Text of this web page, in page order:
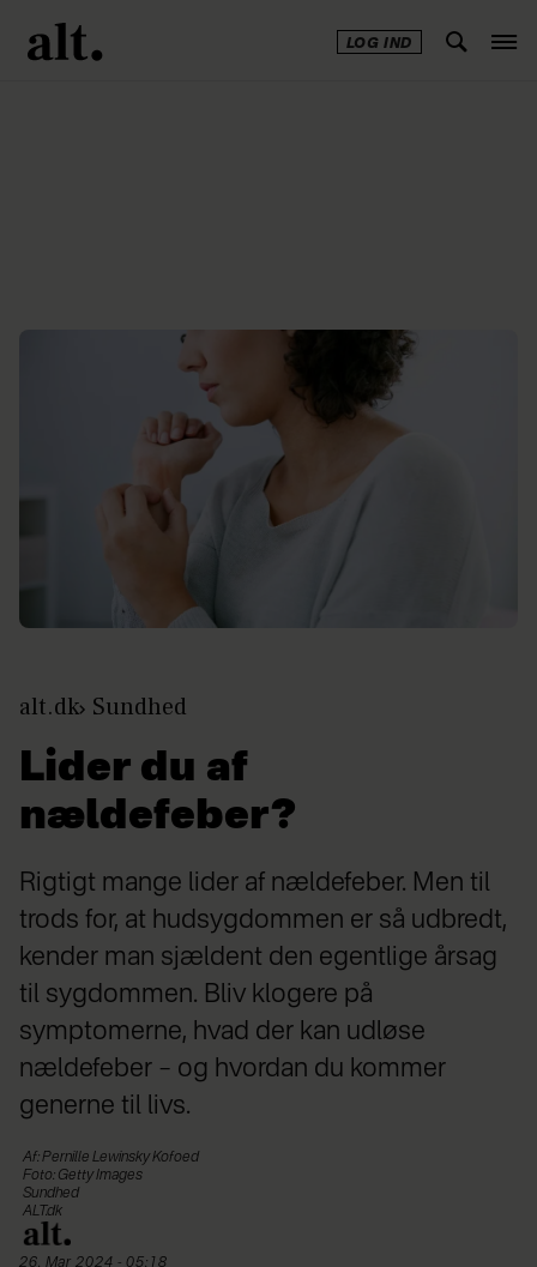
LOG IND
alt.dk Sundhed
Lider du af
nældefeber?
Rigtigt mange lider af nældefeber. Men til
trods for, at hudsygdommen er så udbredt,
kender man sjældent den egentlige årsag
til sygdommen. Bliv klogere på
symptomerne, hvad der kan udløse
nældefeber – og hvordan du kommer
generne til livs.
Af: Pernille Lewinsky Kofoed
Foto: Getty Images
Sundhed
ALT.dk
26. Mar 2024 - 05:18